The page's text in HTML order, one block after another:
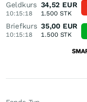
Geldkurs
10:15:18
34,52 EUR
1.500STK
Briefkurs
10:15:18
35,00 EUR
1.500STK